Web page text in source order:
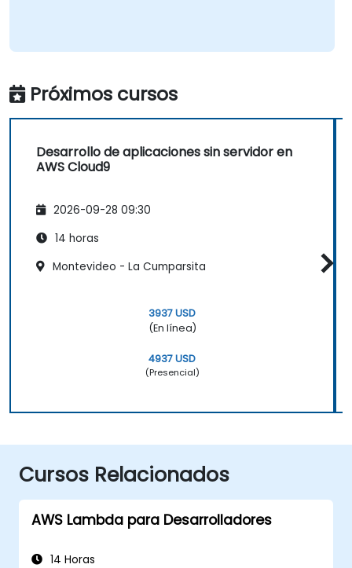
Próximos cursos
Desarrollo de aplicaciones sin servidor en
AWS Cloud9
2026-09-28 09:30
14 horas
Montevideo - La Cumparsita
3937 USD
(En línea)
4937 USD
(Presencial)
Cursos Relacionados
AWS Lambda para Desarrolladores
14 Horas